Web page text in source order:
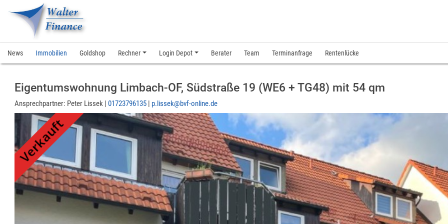
News Immobilien Goldshop Rechner Login Depot Berater Team Terminanfrage Rentenlücke
Eigentumswohnung Limbach-OF, Südstraße 19 (WE6 + TG48) mit 54 qm
Ansprechpartner: Peter Lissek | 01723796135 | p.lissek@bvf-online.de